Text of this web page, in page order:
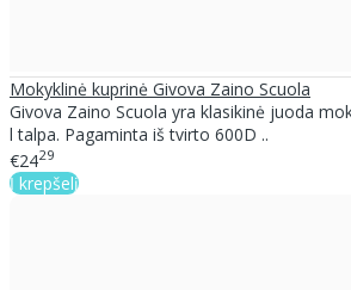
Mokyklinė kuprinė Givova Zaino Scuola
Givova Zaino Scuola yra klasikinė juoda
l talpa. Pagaminta iš tvirto 600D ..
€2429
Į krepšelį